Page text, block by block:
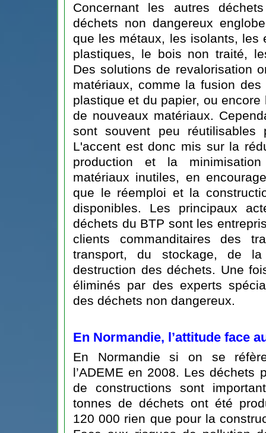
Concernant les autres
déchets non dangereux
que les métaux, les isolants, les
plastiques, le bois non traité,
Des solutions de revalorisation
matériaux, comme la fusion
plastique et du papier, ou
de nouveaux matériaux.
sont souvent peu réutilisables
L'accent est donc mis sur la
production et la
matériaux inutiles, en
que le réemploi et la
disponibles. Les principaux
déchets du BTP sont les
clients commanditaires des
transport, du stockage, de
destruction des déchets. Une
éliminés par des experts
des déchets non dangereux.
En Normandie, l’attitude face
En Normandie si on se
l’ADEME en 2008. Les déchets
de constructions sont
tonnes de déchets ont été
120 000 rien que pour la